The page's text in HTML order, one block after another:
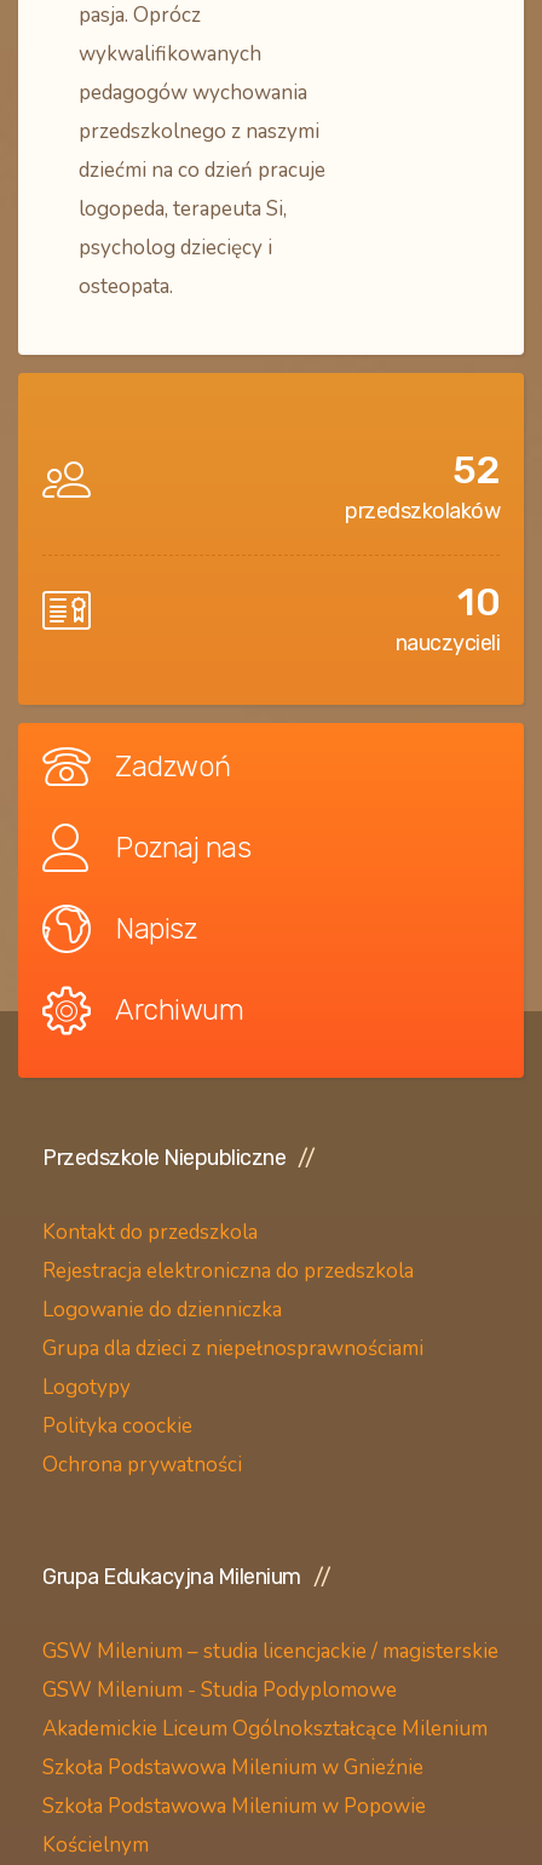
pasja. Oprócz
wykwalifikowanych
pedagogów wychowania
przedszkolnego z naszymi
dziećmi na co dzień pracuje
logopeda, terapeuta Si,
psycholog dziecięcy i
osteopata.
52
przedszkolaków
10
nauczycieli
Zadzwoń
Poznaj nas
Napisz
Archiwum
Przedszkole Niepubliczne
Kontakt do przedszkola
Rejestracja elektroniczna do przedszkola
Logowanie do dzienniczka
Grupa dla dzieci z niepełnosprawnościami
Logotypy
Polityka coockie
Ochrona prywatności
Grupa Edukacyjna Milenium
GSW Milenium – studia licencjackie / magisterskie
GSW Milenium - Studia Podyplomowe
Akademickie Liceum Ogólnokształcące Milenium
Szkoła Podstawowa Milenium w Gnieźnie
Szkoła Podstawowa Milenium w Popowie
Kościelnym